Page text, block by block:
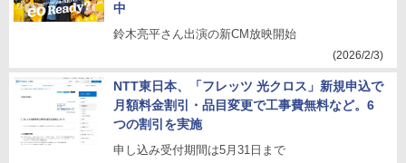
中
鈴木亮平さん出演の新CM放映開始
(2026/2/3)
NTT東日本、「フレッツ 光クロス」新規申込で
月額料金割引・品目変更で工事費無料など。6
つの割引を実施
申し込み受付期間は5月31日まで